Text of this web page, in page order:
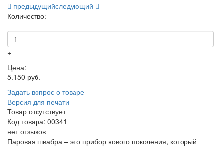
предыдущийследующий
Количество:
-
+
Цена:
5.150 руб.
Задать вопрос о товаре
Версия для печати
Товар отсутствует
Код товара: 00341
нет отзывов
Паровая швабра – это прибор нового поколения, который